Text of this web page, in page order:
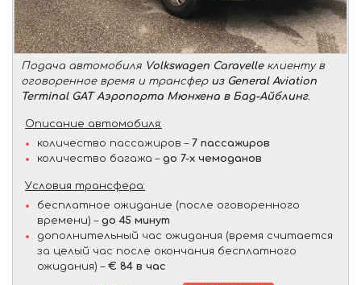
Подача автомобиля Volkswagen Caravelleклиенту в
оговоренное время и трансфер из General Aviation
Terminal GAT Аэропорта Мюнхена в Бад-Айблинг.
Описание автомобиля:
количество пассажиров – 7 пассажиров
количество багажа – до 7-х чемоданов
Условия трансфера:
бесплатное ожидание (после оговоренного
времени) – до 45 минут
дополнительный час ожидания (время считается
за целый час после окончания бесплатного
ожидания) – € 84 в час